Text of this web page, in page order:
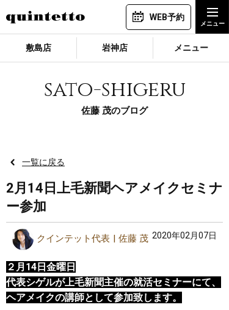
WEB予約
敷島店 岩神店 メニュー
sato-shigeru
佐藤 茂のブログ
一覧に戻る
2月14日上毛新聞ヘアメイクセミナ
ー参加
クインテット代表 佐藤 茂 2020年02月07日
２月14日金曜日
代表シゲルが上毛新聞主催の就活セミナーにて、
ヘアメイクの講師として参加致します。